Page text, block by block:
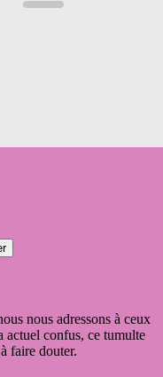
nous adressons à ceux
actuel confus, ce tumulte
faire douter.